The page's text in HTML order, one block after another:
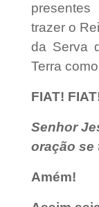
trazer o
da Serva
Terra
FIAT!
Senhor
oração se
Amém!